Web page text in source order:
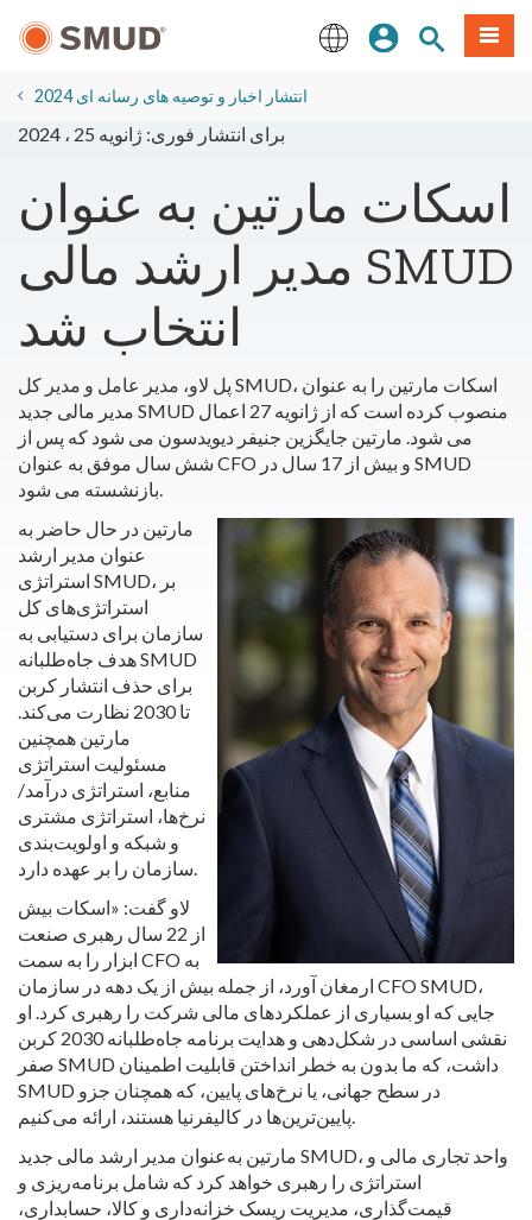
اصلی
ورودسایتمنو
2024 انتشار اخبار و توصیه های رسانه ای
برای انتشار فوری: ژانویه 25 ، 2024
اسکات مارتین به عنوان
مدیر ارشد مالی SMUD
انتخاب شد
پل لاو، مدیر عامل و مدیر کل SMUD، اسکات مارتین را به عنوان
مدیر مالی جدید SMUD منصوب کرده است که از ژانویه 27 اعمال
می شود. مارتین جایگزین جنیفر دیویدسون می شود که پس از
شش سال موفق به عنوان CFO و بیش از 17 سال در SMUD
بازنشسته می شود.
مارتین در حال حاضر به
عنوان مدیر ارشد
استراتژی SMUD، بر
استراتژی‌های کل
سازمان برای دستیابی به
هدف جاه‌طلبانه SMUD
برای حذف انتشار کربن
تا 2030 نظارت می‌کند.
مارتین همچنین
مسئولیت استراتژی
منابع، استراتژی درآمد/
نرخ‌ها، استراتژی مشتری
و شبکه و اولویت‌بندی
سازمان را بر عهده دارد.
لاو گفت: «اسکات بیش
از 22 سال رهبری صنعت
ابزار را به سمت CFO به
ارمغان آورد، از جمله بیش از یک دهه در سازمان CFO SMUD،
جایی که او بسیاری از عملکردهای مالی شرکت را رهبری کرد. او
نقشی اساسی در شکل‌دهی و هدایت برنامه جاه‌طلبانه 2030 کربن
صفر SMUD داشت، که ما بدون به خطر انداختن قابلیت اطمینان
SMUD در سطح جهانی، یا نرخ‌های پایین، که همچنان جزو
پایین‌ترین‌ها در کالیفرنیا هستند، ارائه می‌کنیم.
مارتین به‌عنوان مدیر ارشد مالی جدید SMUD، واحد تجاری مالی و
استراتژی را رهبری خواهد کرد که شامل برنامه‌ریزی و
قیمت‌گذاری، مدیریت ریسک خزانه‌داری و کالا، حسابداری،